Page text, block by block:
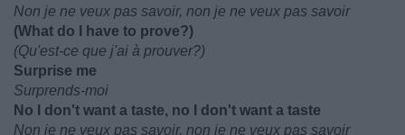
Non je ne veux pas savoir, non je ne veux pas savoir
(What do I have to prove?)
(Qu'est-ce que j'ai à prouver?)
Surprise me
Surprends-moi
No I don't want a taste, no I don't want a taste
Non je ne veux pas savoir, non je ne veux pas savoir